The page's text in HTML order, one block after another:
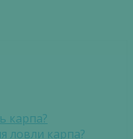
карпа?
ловли карпа?